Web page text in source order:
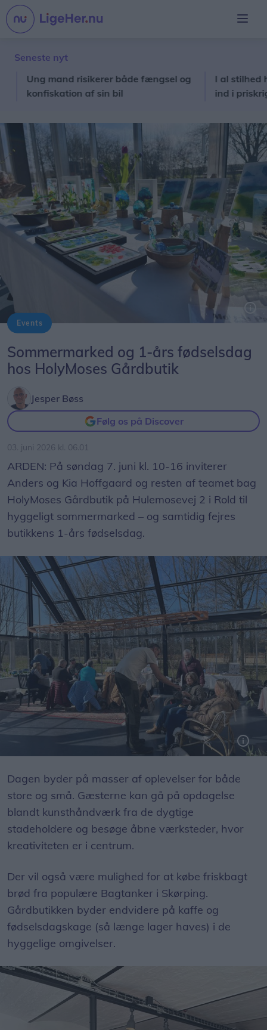
Seneste nyt
Ung mand risikerer både fængsel og
konfiskation af sin bil
I al stilhed har
ind i priskrig på
Events
Sommermarked og 1-års fødselsdag
hos HolyMoses Gårdbutik
Jesper Bøss
Følg os på Discover
03. juni 2026 kl. 06.01
ARDEN: På søndag 7. juni kl. 10-16 inviterer
Anders og Kia Hoffgaard og resten af teamet bag
HolyMoses Gårdbutik på Hulemosevej 2 i Rold til
hyggeligt sommermarked – og samtidig fejres
butikkens 1-års fødselsdag.
Dagen byder på masser af oplevelser for både
store og små. Gæsterne kan gå på opdagelse
blandt kunsthåndværk fra de dygtige
stadeholdere og besøge åbne værksteder, hvor
kreativiteten er i centrum.
Der vil også være mulighed for at købe friskbagt
brød fra populære Bagtanker i Skørping.
Gårdbutikken byder endvidere på kaffe og
fødselsdagskage (så længe lager haves) i de
hyggelige omgivelser.